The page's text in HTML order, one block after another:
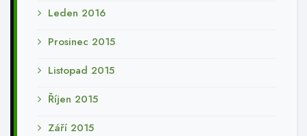
Leden 2016
Prosinec 2015
Listopad 2015
Říjen 2015
Září 2015